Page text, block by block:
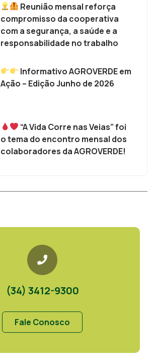
Reunião mensal reforça
compromisso da cooperativa
com a segurança, a saúde e a
responsabilidade no trabalho
Informativo AGROVERDE em
Ação – Edição Junho de 2026
“A Vida Corre nas Veias” foi
o tema do encontro mensal dos
colaboradores da AGROVERDE!
(34) 3412-9300
Fale Conosco